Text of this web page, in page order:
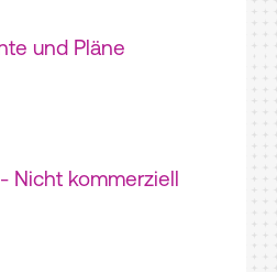
und Pläne
Nicht kommerziell